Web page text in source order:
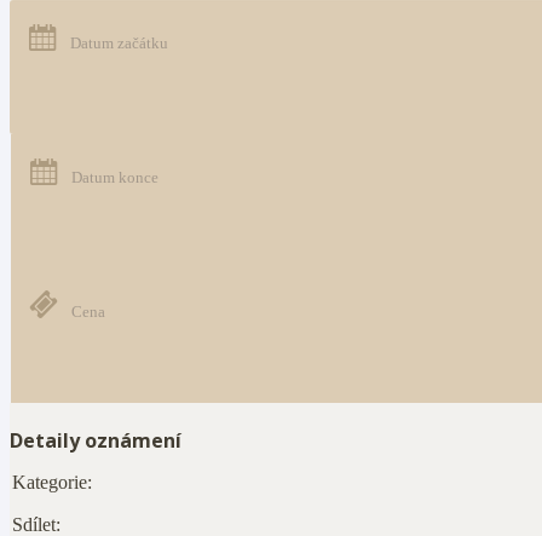
Datum začátku
Datum konce
Cena
Detaily oznámení
Kategorie:
Sdílet: